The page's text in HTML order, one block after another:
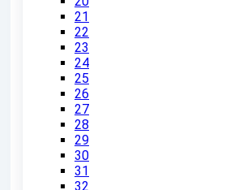
21
22
23
24
25
26
27
28
29
30
31
32